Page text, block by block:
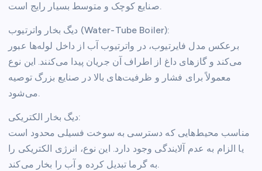
صنایع کوچک و متوسط بسیار رایج است.
دیگ بخار واترتیوب (Water-Tube Boiler):
برعکس مدل فایرتیوب، در واترتیوب آب از داخل لوله‌ها عبور
می‌کند و گازهای داغ از اطراف آن جریان پیدا می‌کنند. این نوع
معمولاً برای فشار و ظرفیت‌های بالا در صنایع بزرگ توصیه
می‌شود.
دیگ بخار الکتریکی:
مناسب محیط‌هایی که دسترسی به سوخت فسیلی محدود است
یا الزام به عدم آلایندگی وجود دارد. این نوع، انرژی الکتریکی را
به گرما تبدیل کرده و آب را بخار می‌کند.